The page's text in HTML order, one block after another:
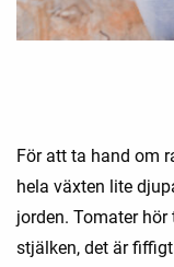
För att ta hand om
hela växten lite
jorden. Tomater
stjälken, det är